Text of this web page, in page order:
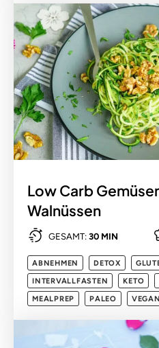
Low Carb
Walnüssen
GESAMT: 30 MIN
ABNEHMEN DETOX
INTERVALLFASTEN
KETO
MEALPREP
PALEO VEGAN